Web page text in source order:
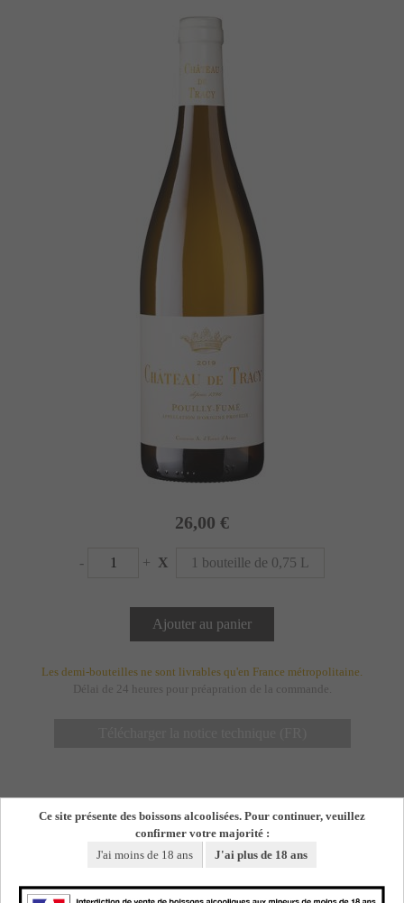
26,00 €
- + X 1 bouteille de 0,75 L
Les demi-bouteilles ne sont livrables qu'en France métropolitaine.
Délai de 24 heures pour préapration de la commande.
Ce site présente des boissons alcoolisées. Pour continuer, veuillez
confirmer votre majorité :
J'ai moins de 18 ans
J'ai plus de 18 ans